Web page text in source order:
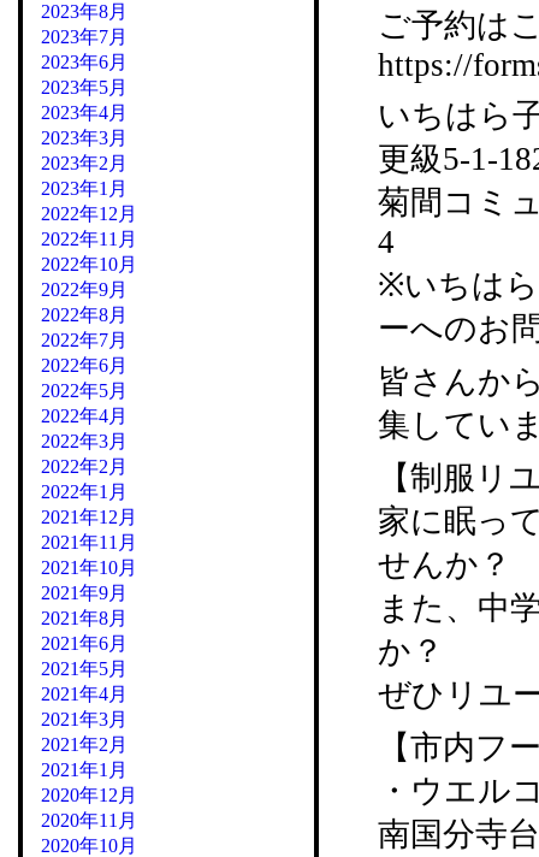
ご予約は
https://
いちはら
更級5-1-
菊間コミ
4
※いちは
ーへのお
皆さんか
集してい
【制服リ
家に眠っ
せんか？
また、中
か？
ぜひリユ
【市内フ
・ウエル
南国分寺
2023年8月
2023年7月
2023年6月
2023年5月
2023年4月
2023年3月
2023年2月
2023年1月
2022年12月
2022年11月
2022年10月
2022年9月
2022年8月
2022年7月
2022年6月
2022年5月
2022年4月
2022年3月
2022年2月
2022年1月
2021年12月
2021年11月
2021年10月
2021年9月
2021年8月
2021年6月
2021年5月
2021年4月
2021年3月
2021年2月
2021年1月
2020年12月
2020年11月
2020年10月